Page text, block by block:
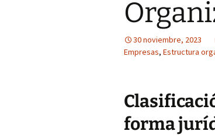
30 noviembre, 2023
Empresas, Estructura
forma